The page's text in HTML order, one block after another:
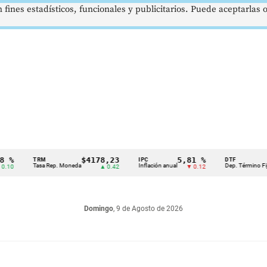
TRM
Tasa Rep. Moneda
$4178,23
▲ 0.42
IPC
Inflación anual
5,81 %
▼ 0.12
DTF
Dep. Término Fijo ▲
Domingo, 9 de Agosto de 2026
estadísticos, funcionales y publicitarios. Puede aceptarlas